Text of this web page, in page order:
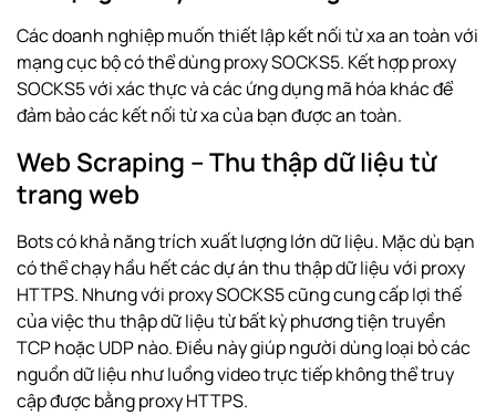
Các doanh nghiệp muốn thiết lập kết nối từ xa an toàn với
mạng cục bộ có thể dùng proxy SOCKS5. Kết hợp proxy
SOCKS5 với xác thực và các ứng dụng mã hóa khác để
đảm bảo các kết nối từ xa của bạn được an toàn.
Web Scraping – Thu thập dữ liệu từ
trang web
Bots có khả năng trích xuất lượng lớn dữ liệu. Mặc dù bạn
có thể chạy hầu hết các dự án thu thập dữ liệu với proxy
HTTPS. Nhưng với proxy SOCKS5 cũng cung cấp lợi thế
của việc thu thập dữ liệu từ bất kỳ phương tiện truyền
TCP hoặc UDP nào. Điều này giúp người dùng loại bỏ các
nguồn dữ liệu như luồng video trực tiếp không thể truy
cập được bằng proxy HTTPS.